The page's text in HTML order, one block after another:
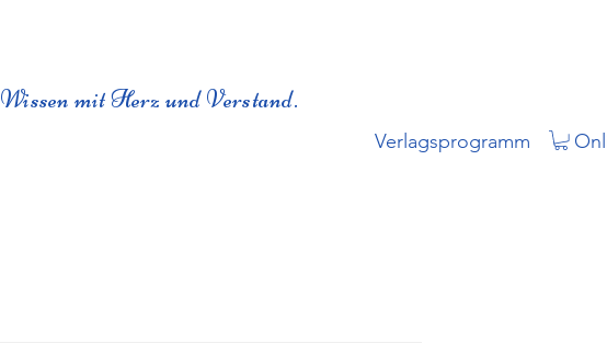
Wissen mit Herz und Verstand.
Verlagsprogramm